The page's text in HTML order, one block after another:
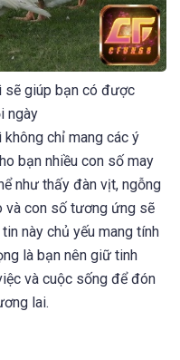
sẽ giúp bạn có được
ngày
chỉ mang các ý
bạn nhiều con số may
như thấy đàn vịt, ngỗng
và con số tương ứng sẽ
này chủ yếu mang tính
là bạn nên giữ tinh
và cuộc sống để đón
lai.